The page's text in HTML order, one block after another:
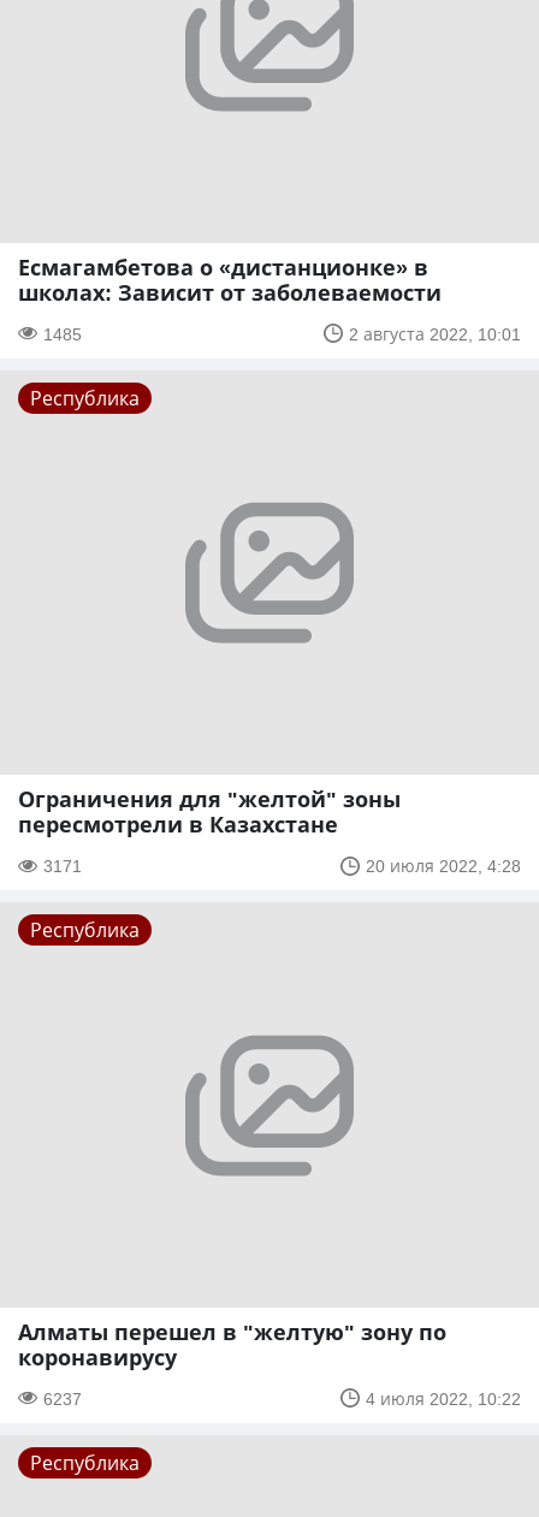
Есмагамбетова о «дистанционке» в
школах: Зависит от заболеваемости
1485 2 августа 2022, 10:01
Республика
Ограничения для "желтой" зоны
пересмотрели в Казахстане
3171 20 июля 2022, 4:28
Республика
Алматы перешел в "желтую" зону по
коронавирусу
6237 4 июля 2022, 10:22
Республика